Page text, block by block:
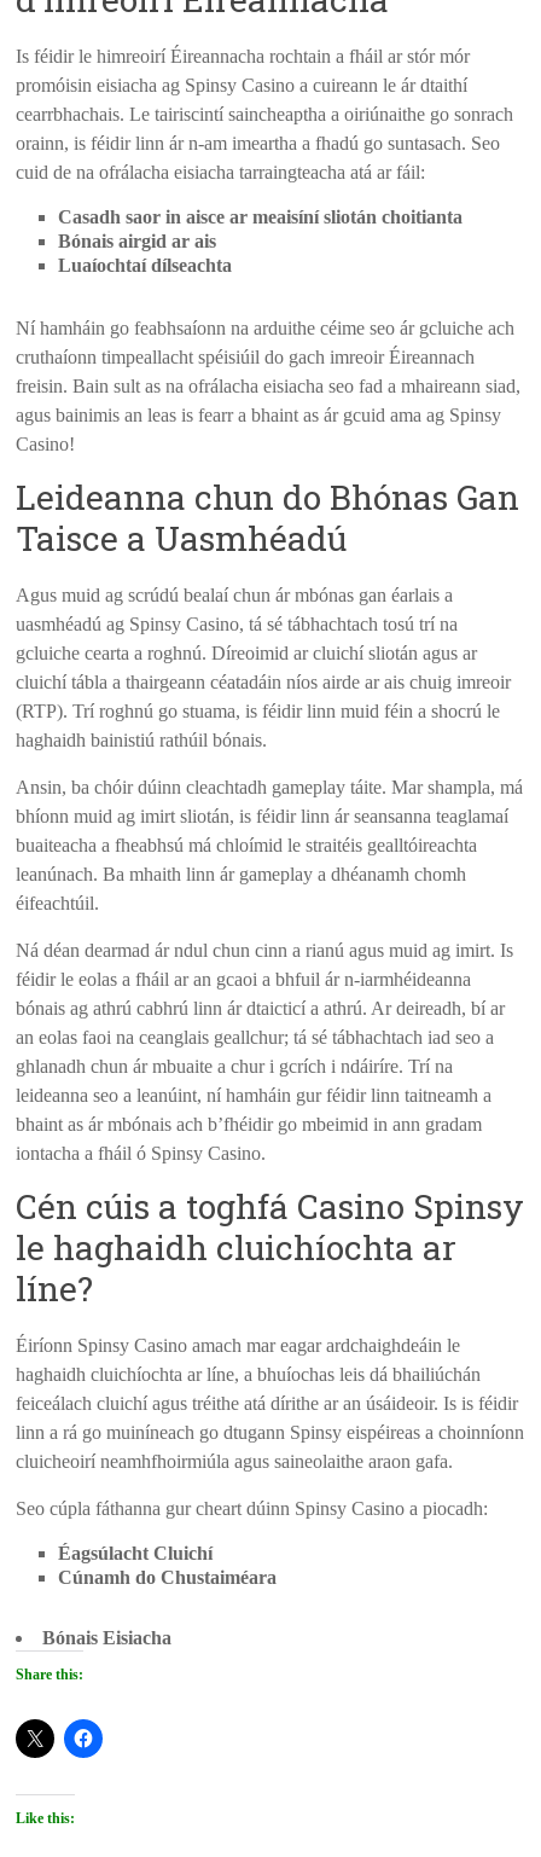
Is féidir le himreoirí Éireannacha rochtain a fháil ar stór mór
promóisin eisiacha ag Spinsy Casino a cuireann le ár dtaithí
cearrbhachais. Le tairiscintí saincheaptha a oiriúnaithe go sonrach
orainn, is féidir linn ár n-am imeartha a fhadú go suntasach. Seo
cuid de na ofrálacha eisiacha tarraingteacha atá ar fáil:
Casadh saor in aisce ar meaisíní sliotán choitianta
Bónais airgid ar ais
Luaíochtaí dílseachta
Ní hamháin go feabhsaíonn na arduithe céime seo ár gcluiche ach
cruthaíonn timpeallacht spéisiúil do gach imreoir Éireannach
freisin. Bain sult as na ofrálacha eisiacha seo fad a mhaireann siad,
agus bainimis an leas is fearr a bhaint as ár gcuid ama ag Spinsy
Casino!
Leideanna chun do Bhónas Gan
Taisce a Uasmhéadú
Agus muid ag scrúdú bealaí chun ár mbónas gan éarlais a
uasmhéadú ag Spinsy Casino, tá sé tábhachtach tosú trí na
gcluiche cearta a roghnú. Díreoimid ar cluichí sliotán agus ar
cluichí tábla a thairgeann céatadáin níos airde ar ais chuig imreoir
(RTP). Trí roghnú go stuama, is féidir linn muid féin a shocrú le
haghaidh bainistiú rathúil bónais.
Ansin, ba chóir dúinn cleachtadh gameplay táite. Mar shampla, má
bhíonn muid ag imirt sliotán, is féidir linn ár seansanna teaglamaí
buaiteacha a fheabhsú má chloímid le straitéis gealltóireachta
leanúnach. Ba mhaith linn ár gameplay a dhéanamh chomh
éifeachtúil.
Ná déan dearmad ár ndul chun cinn a rianú agus muid ag imirt. Is
féidir le eolas a fháil ar an gcaoi a bhfuil ár n-iarmhéideanna
bónais ag athrú cabhrú linn ár dtaicticí a athrú. Ar deireadh, bí ar
an eolas faoi na ceanglais geallchur; tá sé tábhachtach iad seo a
ghlanadh chun ár mbuaite a chur i gcrích i ndáiríre. Trí na
leideanna seo a leanúint, ní hamháin gur féidir linn taitneamh a
bhaint as ár mbónais ach b’fhéidir go mbeimid in ann gradam
iontacha a fháil ó Spinsy Casino.
Cén cúis a toghfá Casino Spinsy
le haghaidh cluichíochta ar
líne?
Éiríonn Spinsy Casino amach mar eagar ardchaighdeáin le
haghaidh cluichíochta ar líne, a bhuíochas leis dá bhailiúchán
feiceálach cluichí agus tréithe atá dírithe ar an úsáideoir. Is is féidir
linn a rá go muiníneach go dtugann Spinsy eispéireas a choinníonn
cluicheoirí neamhfhoirmiúla agus saineolaithe araon gafa.
Seo cúpla fáthanna gur cheart dúinn Spinsy Casino a piocadh:
Éagsúlacht Cluichí
Cúnamh do Chustaiméara
Bónais Eisiacha
Share this:
Like this: